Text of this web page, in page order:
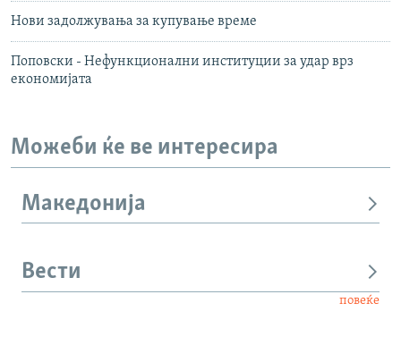
Нови задолжувања за купување време
Поповски - Нефункционални институции за удар врз
економијата
Можеби ќе ве интересира
Македонија
Вести
повеќе